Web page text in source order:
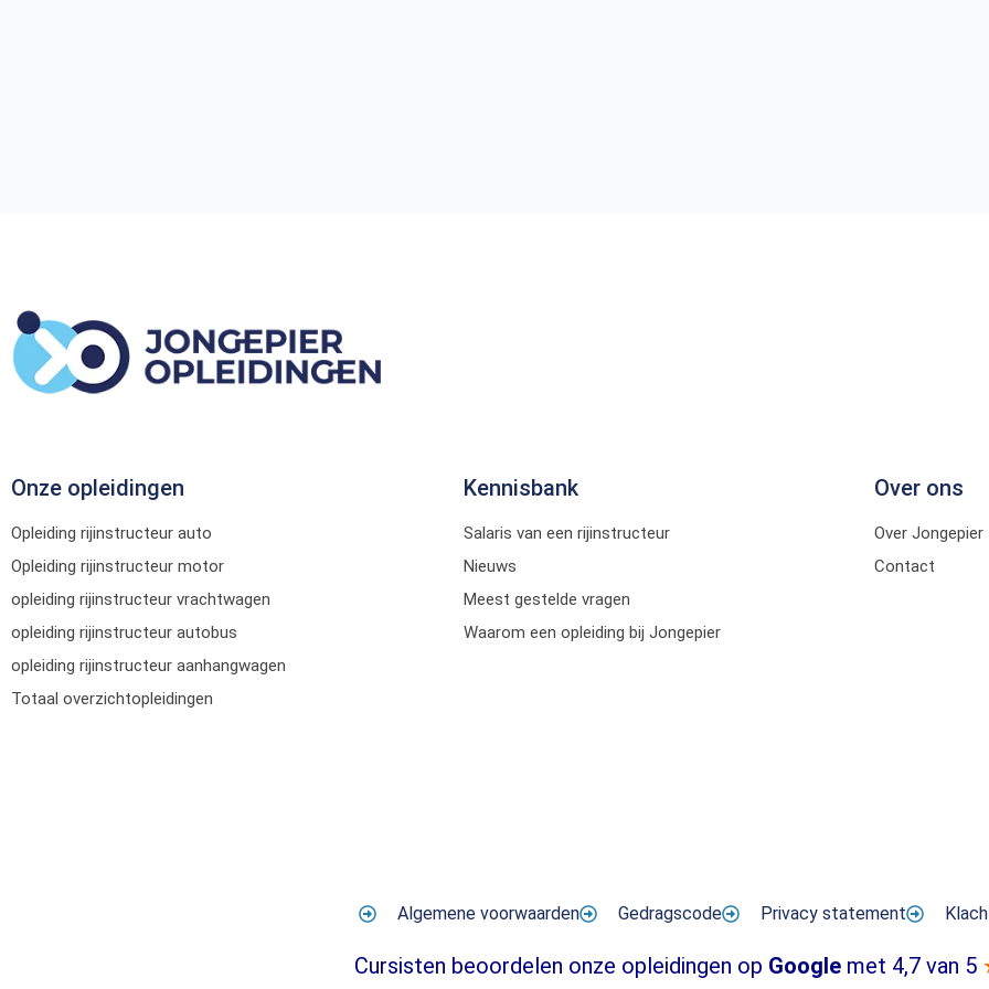
Onze opleidingen
Opleiding rijinstructeur auto
Opleiding rijinstructeur motor
opleiding rijinstructeur vrachtwagen
opleiding rijinstructeur autobus
opleiding rijinstructeur aanhangwagen
Totaal overzichtopleidingen
Kennisbank
Salaris van een rijinstructeur
Nieuws
Meest gestelde vragen
Waarom een opleiding bij Jongepier
Over ons
Over Jongepier
Contact
Algemene voorwaarden Gedragscode Privacy statement
Cursisten beoordelen onze opleidingen op Googlemet 4,7 van 5